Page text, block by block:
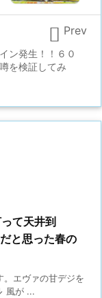
ン発生！！６０
を検証してみ
 Prev
て天井到
と思った春の
。エヴァの甘デジを
風が ...